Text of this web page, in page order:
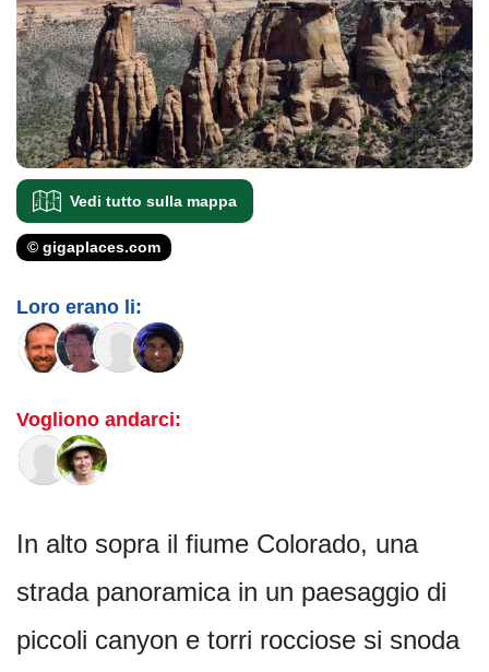
Vedi tutto sulla mappa
© gigaplaces.com
Loro erano li:
Vogliono andarci:
In alto sopra il fiume Colorado, una
strada panoramica in un paesaggio di
piccoli canyon e torri rocciose si snoda